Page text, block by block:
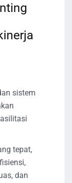
sistem
tepat,
dan